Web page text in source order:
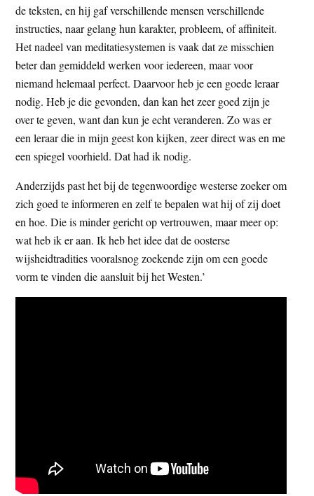
de teksten, en hij gaf verschillende mensen verschillende
instructies, naar gelang hun karakter, probleem, of affiniteit.
Het nadeel van meditatiesystemen is vaak dat ze misschien
beter dan gemiddeld werken voor iedereen, maar voor
niemand helemaal perfect. Daarvoor heb je een goede leraar
nodig. Heb je die gevonden, dan kan het zeer goed zijn je
over te geven, want dan kun je echt veranderen. Zo was er
een leraar die in mijn geest kon kijken, zeer direct was en me
een spiegel voorhield. Dat had ik nodig.
Anderzijds past het bij de tegenwoordige westerse zoeker om
zich goed te informeren en zelf te bepalen wat hij of zij doet
en hoe. Die is minder gericht op vertrouwen, maar meer op:
wat heb ik er aan. Ik heb het idee dat de oosterse
wijsheidtradities vooralsnog zoekende zijn om een goede
vorm te vinden die aansluit bij het Westen.’